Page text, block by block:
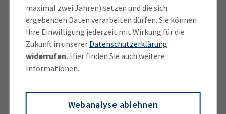
maximal zwei Jahren) setzen und die sich
ergebenden Daten verarbeiten dürfen. Sie können
Ihre Einwilligung jederzeit mit Wirkung für die
Zukunft in unserer Datenschutzerklärung
widerrufen.Hier finden Sie auch weitere
Informationen.
Webanalyse ablehnen
die Gleichbehandlung der Wasserkraft mit Sonne- und
Windenergie geeinigt haben. Auch sollen kleine
Wasserkraft weiter per EEG gefördert werden. Für
beides hatte sich die IHK-Organisation vehement
ausgesprochen.
Die IHK-Vollversammlung hat das Positionspapier
„Energiepreise auf Rekordniveau: